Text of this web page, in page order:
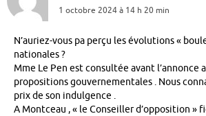
1 octobre 2024 à 14 h 20 min
N’auriez-vous pa perçu les évolutions «
nationales ?
Mme Le Pen est consultée avant l’annonce
propositions gouvernementales . Nous
prix de son indulgence .
A Montceau , « le Conseiller d’opposition »